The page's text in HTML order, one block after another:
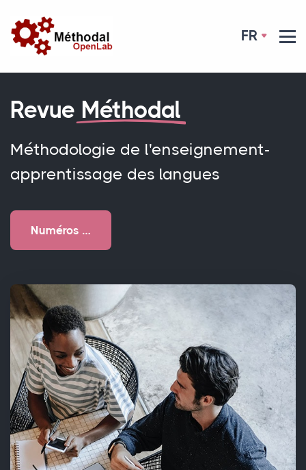
FR
Revue Méthodal
Méthodologie de l'enseignement-
apprentissage des langues
Numéros …